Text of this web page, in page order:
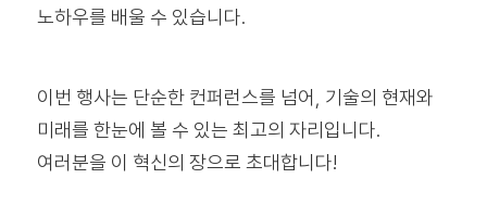
노하우를 배울 수 있습니다.
이번 행사는 단순한 컨퍼런스를 넘어, 기술의 현재와
미래를 한눈에 볼 수 있는 최고의 자리입니다.
여러분을 이 혁신의 장으로 초대합니다!